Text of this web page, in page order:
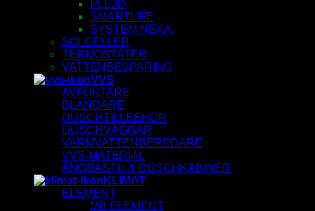
PLEJD
SMARTLIFE
SYSTEM NEXA
SOLCELLER
TERMOSTATER
VATTENBESPARING
VVS
AVFUKTARE
BLANDARE
DUSCHTILLBEHÖR
DUSCHVÄGGAR
VARMVATTENBEREDARE
VVS-MATERIAL
ÅNGBASTU & DUSCHKABINER
KLIMAT
ELEMENT
MB ELEMENT